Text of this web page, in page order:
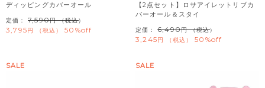
ディッピングカバーオール
定価： 7,590 （税込）
3,795 税込 50%off
【2点セット】ロサアイレットリブカ
バーオール＆スタイ
定価： 6,490 （税込）
3,245 税込 50%off
SALE SALE